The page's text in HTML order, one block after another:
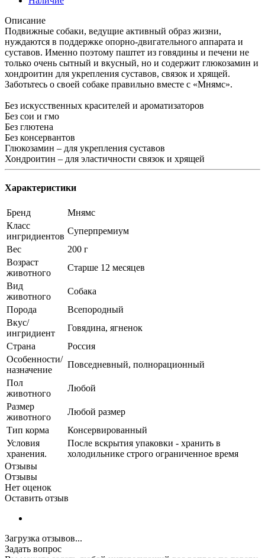
Описание
Подвижные собаки, ведущие активный образ жизни,
нуждаются в поддержке опорно-двигательного аппарата и
суставов. Именно поэтому паштет из говядины и печени не
только очень сытный и вкусный, но и содержит глюкозамин и
хондроитин для укрепления суставов, связок и хрящей.
Заботьтесь о своей собаке правильно вместе с «Мнямс».
Без искусственных красителей и ароматизаторов
Без сои и гмо
Без глютена
Без консервантов
Глюкозамин – для укрепления суставов
Хондроитин – для эластичности связок и хрящей
Характеристики
Бренд
Мнямс
Класс
ингридиентов
Суперпремиум
Вес
200 г
Возраст
животного
Старше 12 месяцев
Вид
животного
Собака
Порода
Всепородный
Вкус/
ингридиент
Говядина, ягненок
Страна
Россия
Особенности/
назначение
Повседневный, полнорационный
Пол
животного
Любой
Размер
животного
Любой размер
Тип корма
Консервированный
Условия
хранения.
После вскрытия упаковки - хранить в
холодильнике строго ограниченное время
Отзывы
Отзывы
Нет оценок
Оставить отзыв
Загрузка отзывов...
Задать вопрос